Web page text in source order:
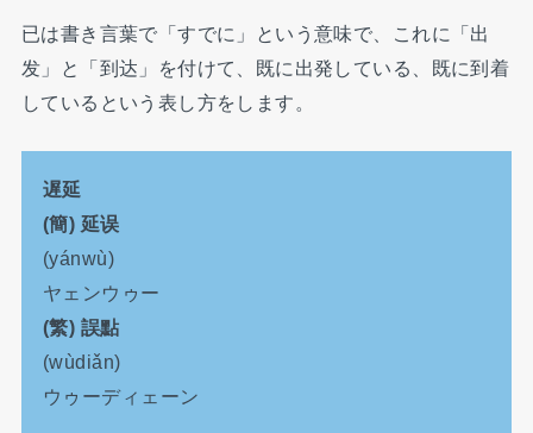
已は書き言葉で「すでに」という意味で、これに「出
发」と「到达」を付けて、既に出発している、既に到着
しているという表し方をします。
遅延
(簡) 延误
(yánwù)
ヤェンウゥー
(繁) 誤點
(wùdiǎn)
ウゥーディェーン